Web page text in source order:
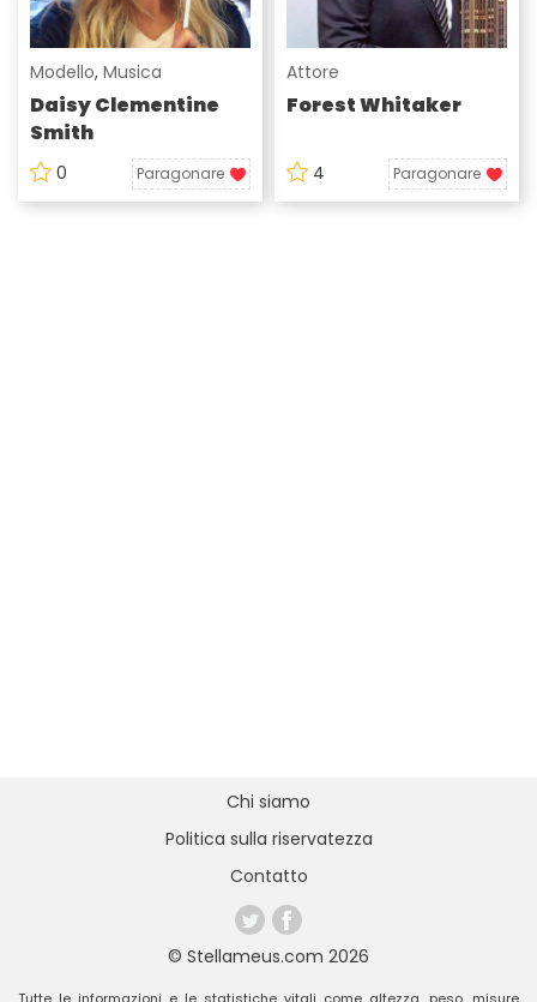
Modello, Musica
Daisy Clementine
Smith
0 Paragonare
Attore
Forest Whitaker
4 Paragonare
© Stellameus.com 2026
Chi siamo
Politica sulla riservatezza
Contatto